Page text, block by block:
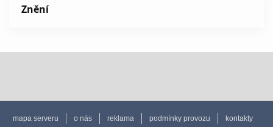
Znění
mapa serveru o nás reklama podmínky provozu
kontakty